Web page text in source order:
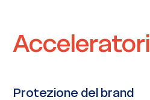
Acceleratori
Protezione del brand